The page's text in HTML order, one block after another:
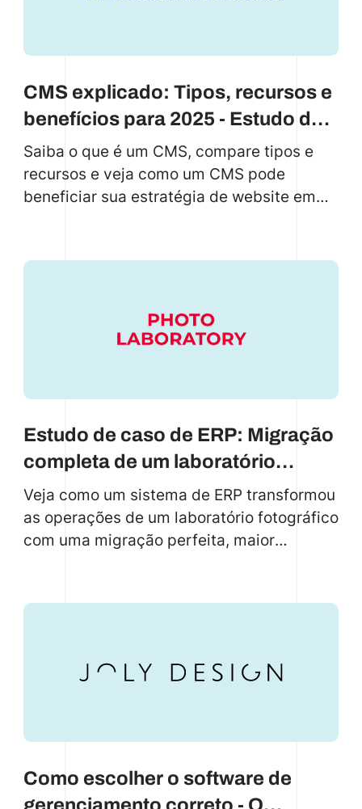
CMS explicado: Tipos, recursos e
benefícios para 2025 - Estudo de
caso da William Reed
Saiba o que é um CMS, compare tipos e
recursos e veja como um CMS pode
beneficiar sua estratégia de website em
Estudo de caso de ERP: Migração
completa de um laboratório
fotográfico
Veja como um sistema de ERP transformou
as operações de um laboratório fotográfico
com uma migração perfeita, maior
Como escolher o software de